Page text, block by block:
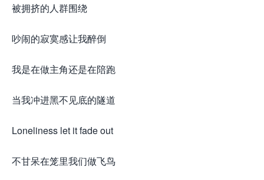
被拥挤的人群围绕
吵闹的寂寞感让我醉倒
我是在做主角还是在陪跑
当我冲进黑不见底的隧道
Loneliness let it fade out
不甘呆在笼里我们做飞鸟